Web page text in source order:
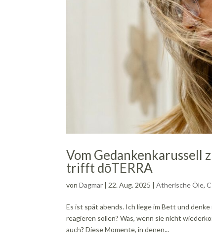
Vom Gedankenkarussell
trifft dōTERRA
vonDagmar | 22. Aug. 2025 |Ätherische Öle,
Es ist spät abends. Ich liege im Bett und
reagieren sollen? Was, wenn sie nicht
auch? Diese Momente, in denen...